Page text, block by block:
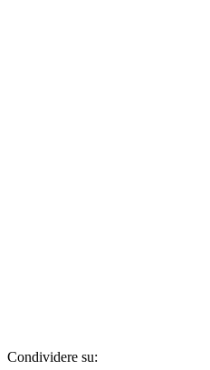
Condividere su: